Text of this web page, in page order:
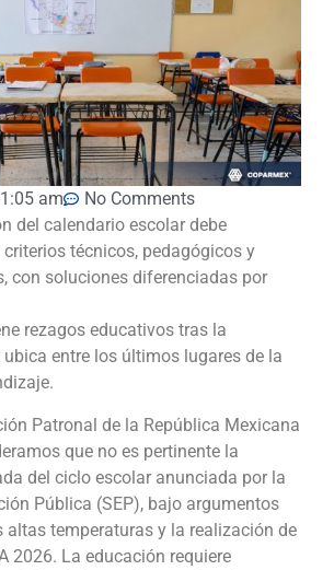
am
No Comments
del calendario escolar debe
criterios técnicos, pedagógicos y
con soluciones diferenciadas por
rezagos educativos tras la
entre los últimos lugares de la
Patronal de la República Mexicana
que no es pertinente la
del ciclo escolar anunciada por la
Pública (SEP), bajo argumentos
altas temperaturas y la realización de
2026. La educación requiere